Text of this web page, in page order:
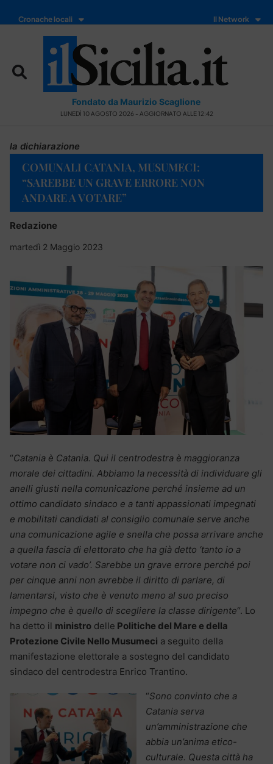
Cronache locali Il Network
Fondato da Maurizio Scaglione
LUNEDÌ 10 AGOSTO 2026 - AGGIORNATO ALLE 12:42
la dichiarazione
COMUNALI CATANIA, MUSUMECI:
“SAREBBE UN GRAVE ERRORE NON
ANDARE A VOTARE”
Redazione
martedì 2 Maggio 2023
“Catania è Catania. Qui il centrodestra è maggioranza
morale dei cittadini. Abbiamo la necessità di individuare gli
anelli giusti nella comunicazione perché insieme ad un
ottimo candidato sindaco e a tanti appassionati impegnati
e mobilitati candidati al consiglio comunale serve anche
una comunicazione agile e snella che possa arrivare anche
a quella fascia di elettorato che ha già detto ‘tanto io a
votare non ci vado’. Sarebbe un grave errore perché poi
per cinque anni non avrebbe il diritto di parlare, di
lamentarsi, visto che è venuto meno al suo preciso
impegno che è quello di scegliere la classe dirigente“. Lo
ha detto il ministro delle Politiche del Mare e della
Protezione Civile Nello Musumeci a seguito della
manifestazione elettorale a sostegno del candidato
sindaco del centrodestra Enrico Trantino.
“Sono convinto che a
Catania serva
un’amministrazione che
abbia un’anima etico-
culturale. Questa città ha